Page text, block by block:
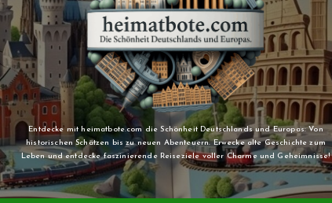
Entdecke mit heimatbote.com die Schönheit Deutschlands und Europas: Von
historischen Schätzen bis zu neuen Abenteuern. Erwecke alte Geschichte zum
Leben und entdecke faszinierende Reiseziele voller Charme und Geheimnisse!